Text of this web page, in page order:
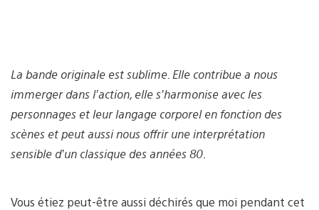
La bande originale est sublime. Elle contribue a nous
immerger dans l’action, elle s’harmonise avec les
personnages et leur langage corporel en fonction des
scènes et peut aussi nous offrir une interprétation
sensible d’un classique des années 80.
Vous étiez peut-être aussi déchirés que moi pendant cet